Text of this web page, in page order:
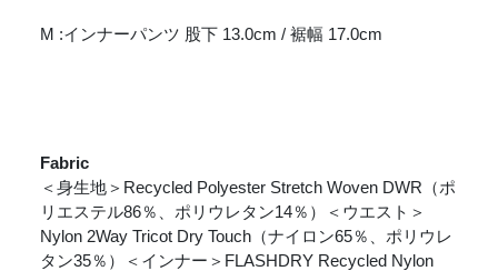
M :インナーパンツ 股下 13.0cm / 裾幅 17.0cm
Fabric
＜身生地＞Recycled Polyester Stretch Woven DWR（ポ
リエステル86％、ポリウレタン14％）＜ウエスト＞
Nylon 2Way Tricot Dry Touch（ナイロン65％、ポリウレ
タン35％）＜インナー＞FLASHDRY Recycled Nylon